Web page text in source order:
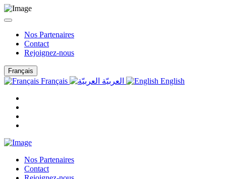
Nos Partenaires
Contact
Rejoignez-nous
Français
Français English
Nos Partenaires
Contact